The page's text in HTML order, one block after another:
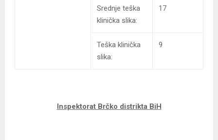
Srednje teška
klinička slika:
17
Teška klinička
slika:
9
Inspektorat Brčko distrikta BiH